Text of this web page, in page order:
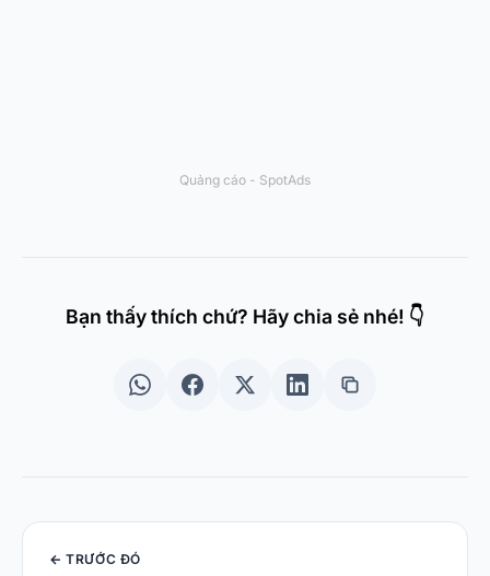
Quảng cáo - SpotAds
Bạn thấy thích chứ? Hãy chia sẻ nhé! 👇
← TRƯỚC ĐÓ